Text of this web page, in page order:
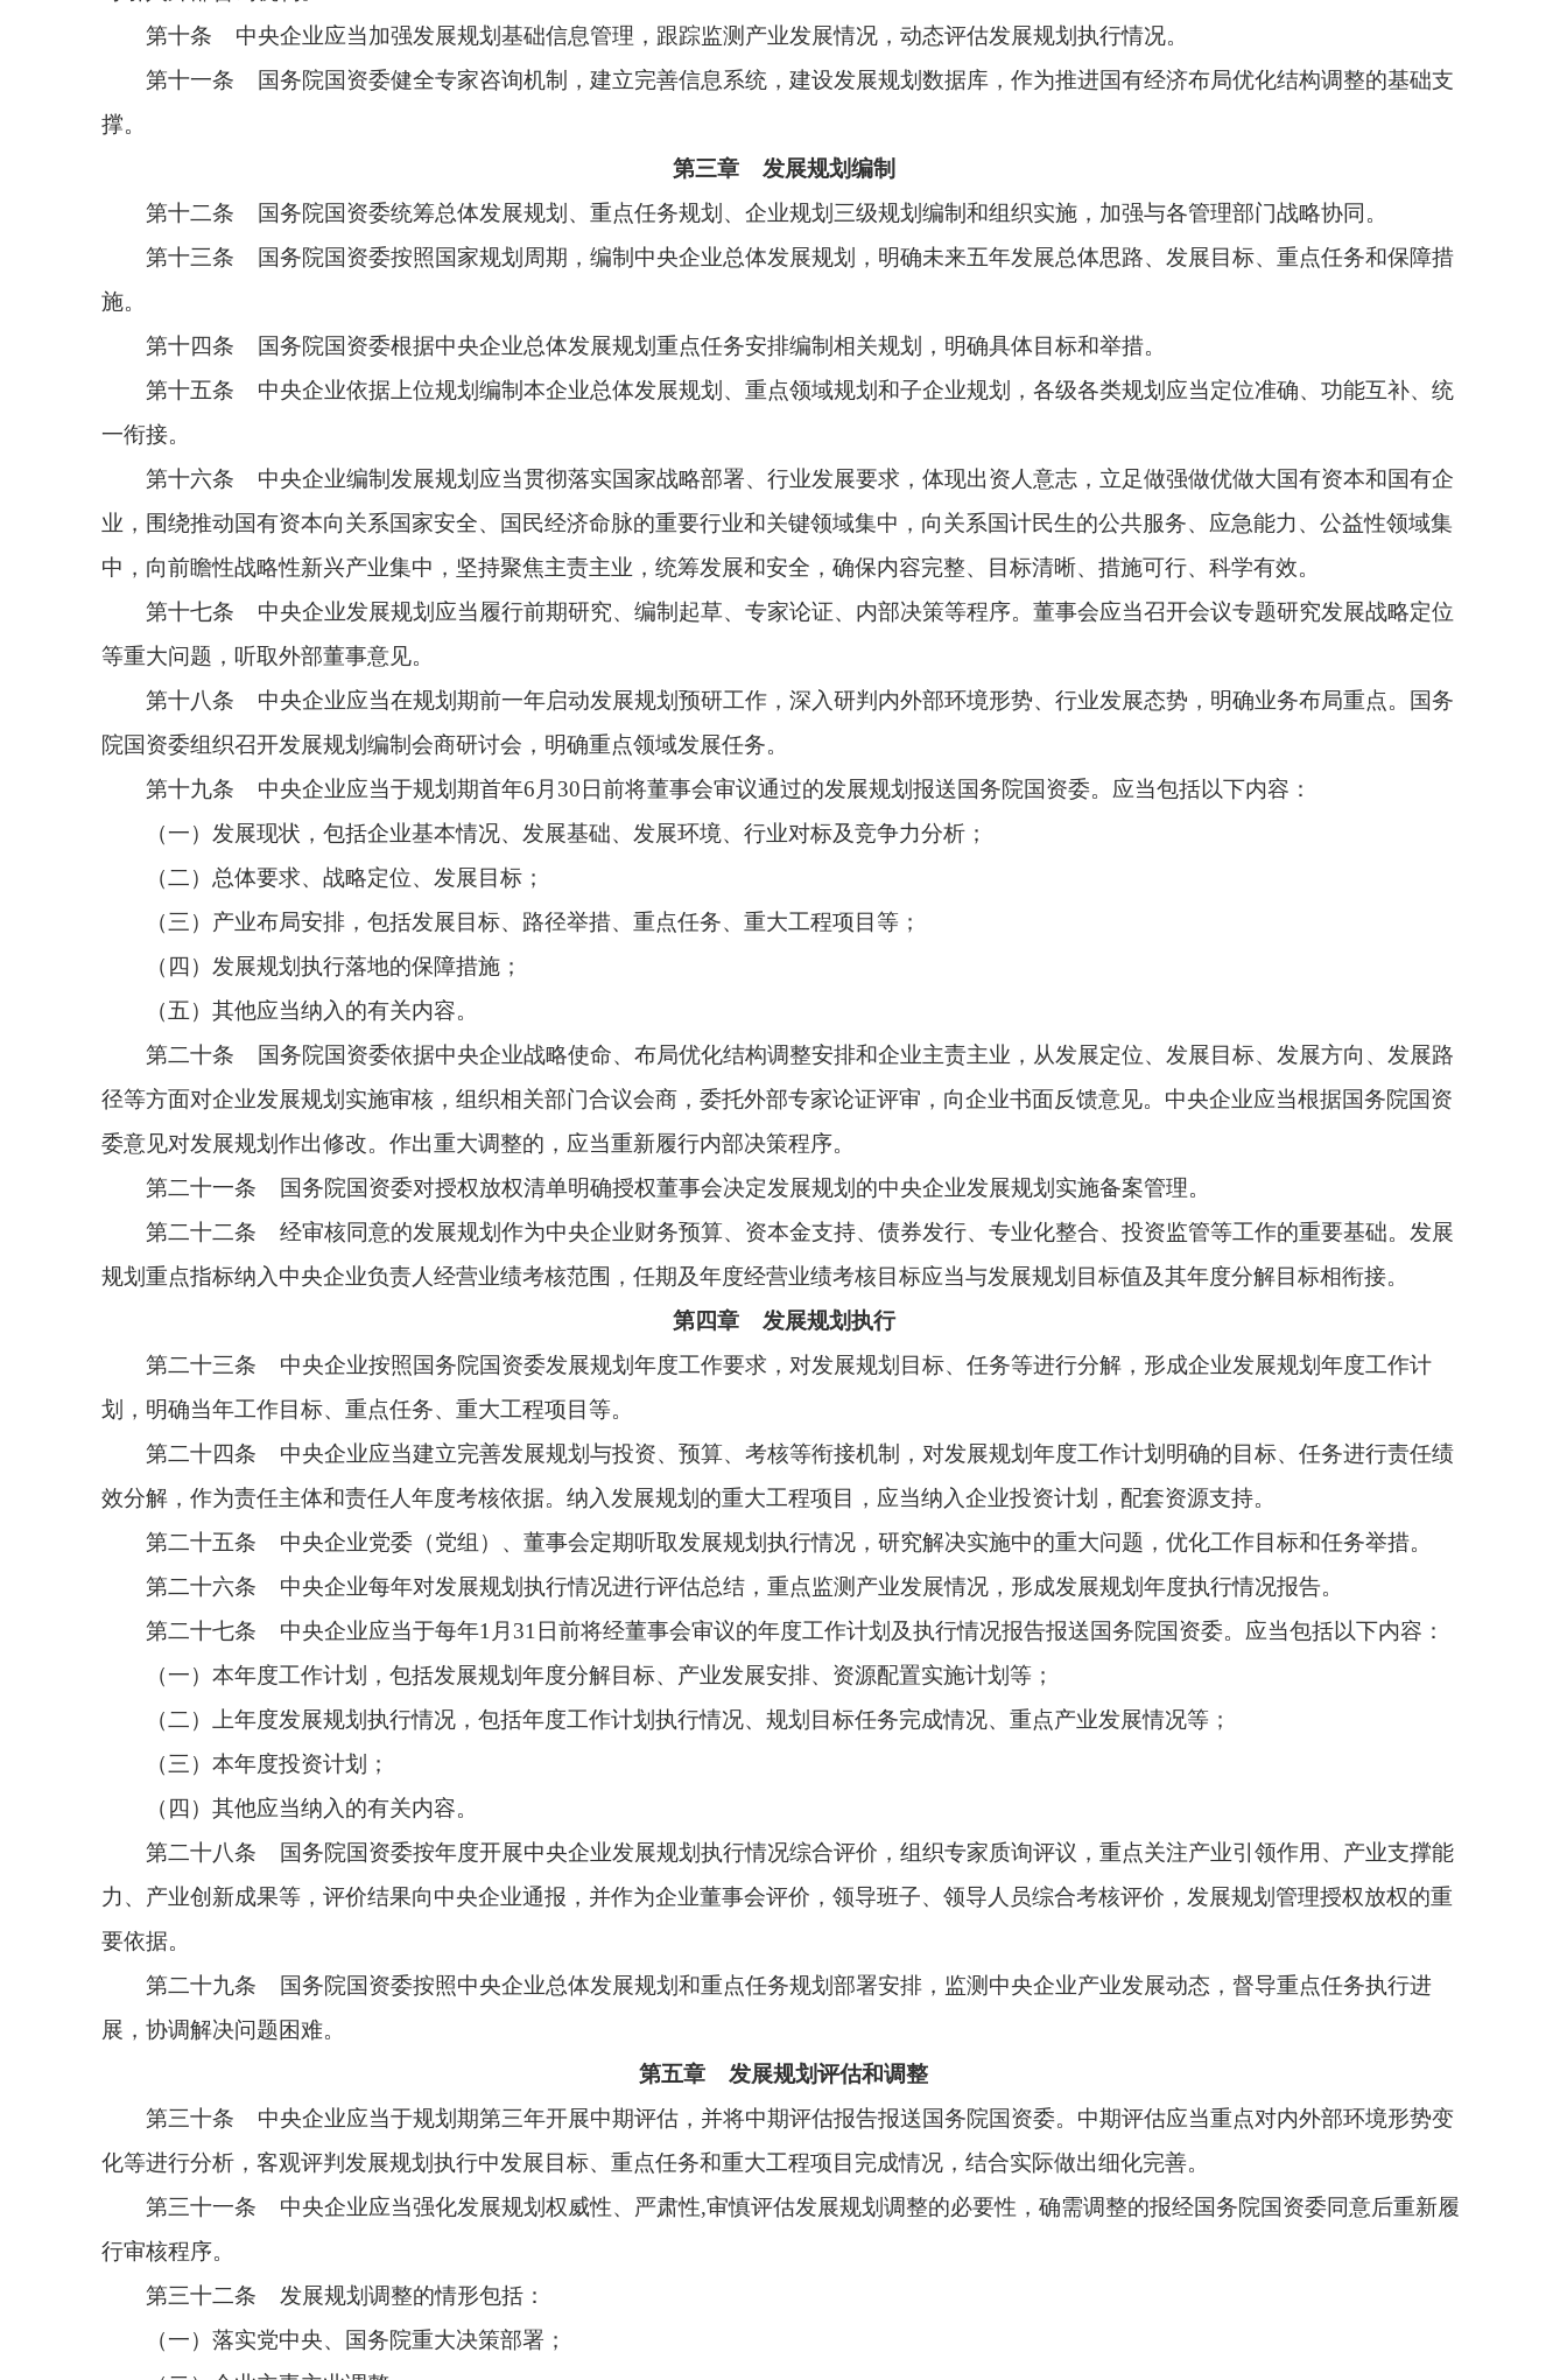
第十五条 中央企业依据上位规划编制本企业总体发展规划、重点领域规划和子企业规划，各级各类规划应当定位准确、功能互补、统
业，围绕推动国有资本向关系国家安全、国民经济命脉的重要行业和关键领域集中，向关系国计民生的公共服务、应急能力、公益性领域集
中，向前瞻性战略性新兴产业集中，坚持聚焦主责主业，统筹发展和安全，确保内容完整、目标清晰、措施可行、科学有效。
第十七条 中央企业发展规划应当履行前期研究、编制起草、专家论证、内部决策等程序。董事会应当召开会议专题研究发展战略定位
等重大问题，听取外部董事意见。
第十九条 中央企业应当于规划期首年6月30日前将董事会审议通过的发展规划报送国务院国资委。应当包括以下内容：
（一）发展现状，包括企业基本情况、发展基础、发展环境、行业对标及竞争力分析；
（二）总体要求、战略定位、发展目标；
（三）产业布局安排，包括发展目标、路径举措、重点任务、重大工程项目等；
第二十条 国务院国资委依据中央企业战略使命、布局优化结构调整安排和企业主责主业，从发展定位、发展目标、发展方向、发展路
径等方面对企业发展规划实施审核，组织相关部门合议会商，委托外部专家论证评审，向企业书面反馈意见。中央企业应当根据国务院国资
委意见对发展规划作出修改。作出重大调整的，应当重新履行内部决策程序。
第二十一条 国务院国资委对授权放权清单明确授权董事会决定发展规划的中央企业发展规划实施备案管理。
第四章 发展规划执行
第二十三条 中央企业按照国务院国资委发展规划年度工作要求，对发展规划目标、任务等进行分解，形成企业发展规划年度工作计
划，明确当年工作目标、重点任务、重大工程项目等。
第二十四条 中央企业应当建立完善发展规划与投资、预算、考核等衔接机制，对发展规划年度工作计划明确的目标、任务进行责任绩
第二十五条 中央企业党委（党组）、董事会定期听取发展规划执行情况，研究解决实施中的重大问题，优化工作目标和任务举措。
第二十六条 中央企业每年对发展规划执行情况进行评估总结，重点监测产业发展情况，形成发展规划年度执行情况报告。
第二十七条 中央企业应当于每年1月31日前将经董事会审议的年度工作计划及执行情况报告报送国务院国资委。应当包括以下内容：
（一）本年度工作计划，包括发展规划年度分解目标、产业发展安排、资源配置实施计划等；
（二）上年度发展规划执行情况，包括年度工作计划执行情况、规划目标任务完成情况、重点产业发展情况等；
第二十八条 国务院国资委按年度开展中央企业发展规划执行情况综合评价，组织专家质询评议，重点关注产业引领作用、产业支撑能
力、产业创新成果等，评价结果向中央企业通报，并作为企业董事会评价，领导班子、领导人员综合考核评价，发展规划管理授权放权的重
第二十九条 国务院国资委按照中央企业总体发展规划和重点任务规划部署安排，监测中央企业产业发展动态，督导重点任务执行进
第三十条 中央企业应当于规划期第三年开展中期评估，并将中期评估报告报送国务院国资委。中期评估应当重点对内外部环境形势变
化等进行分析，客观评判发展规划执行中发展目标、重点任务和重大工程项目完成情况，结合实际做出细化完善。
第三十一条 中央企业应当强化发展规划权威性、严肃性,审慎评估发展规划调整的必要性，确需调整的报经国务院国资委同意后重新履
行审核程序。
（二）企业主责主业调整；
（三）企业发生重组、整合等重大事项；
（四）企业培育和发展新质生产力需要；
（五）企业发展内外部环境形势发生重大变化，影响发展规划执行；
央企业发展规划重大成果。
第三十四条 国务院国资委监督检查中央企业发展规划执行情况、重大工程项目实施情况、重点任务完成情况，对发展方向出现明显偏
差、执行进度严重滞后、发展质量低下等问题，按照有关规定进行提示、约谈或通报，对偏离发展规划方向盲目投资等的，根据情节严重程
度给予考核扣分处理。
东代表通过股东会依法行使表决权。
第三十六条 中央企业违反本办法有关规定，未履行或未正确履行发展规划管理职责造成国有资产损失或其他严重不良后果的，由责任
追究机构按有关规定严肃追责问责。涉嫌违纪违法的，移送有关纪检监察机构或司法机关处理。
第三十七条 各地方国有资产监督管理机构可以参照本办法，结合实际制定本地区国有企业发展规划管理有关规定。
资委令第10号）同时废止。